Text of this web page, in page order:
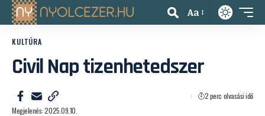
Aa
KULTÚRA
Civil Nap tizenhetedszer
Megjelenés: 2025.09.10.
2 perc olvasási idő